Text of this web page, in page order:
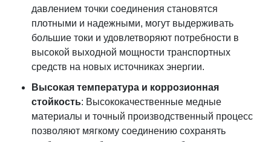
давлением точки соединения становятся
плотными и надежными, могут выдерживать
большие токи и удовлетворяют потребности в
высокой выходной мощности транспортных
средств на новых источниках энергии.
Высокая температура и коррозионная
стойкость: Высококачественные медные
материалы и точный производственный процесс
позволяют мягкому соединению сохранять